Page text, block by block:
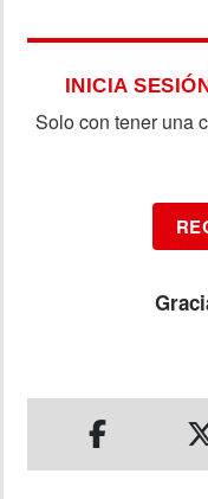
representa un
de un especialista
INICIA
Solo con tener una